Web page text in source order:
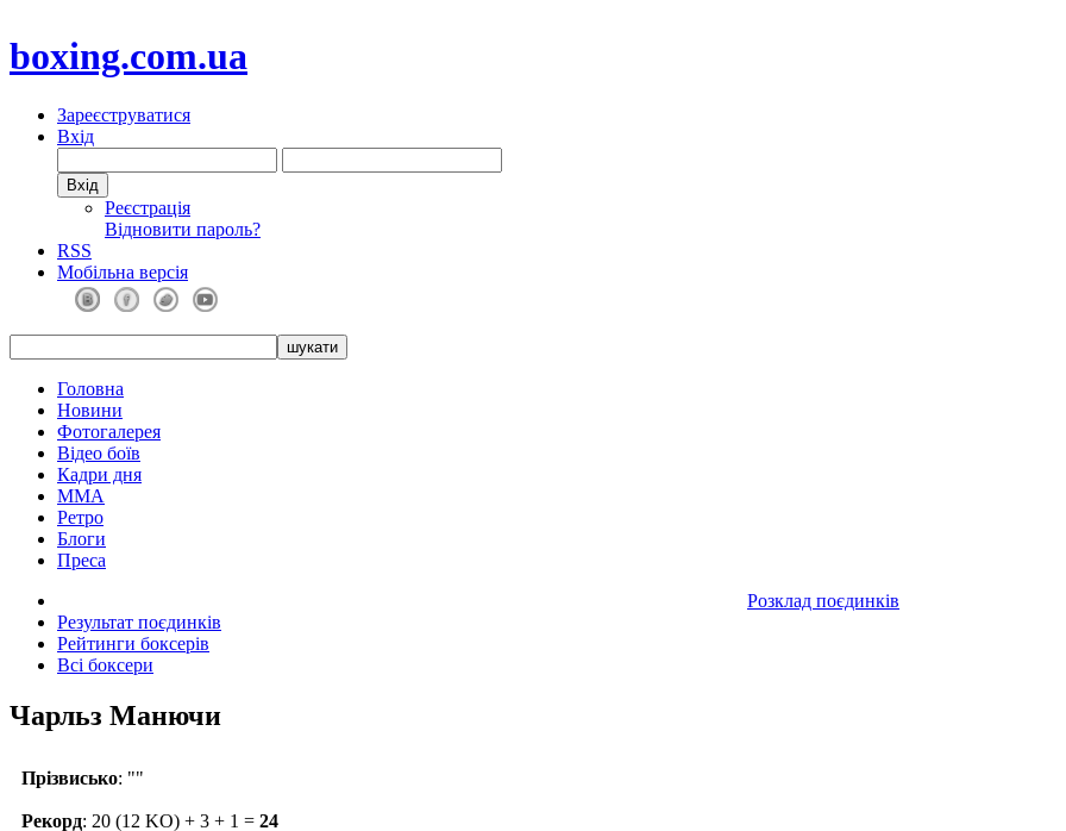
boxing.com.ua
Зареєструватися
Вхід
Реєстрація
Відновити пароль?
RSS
Мобільна версія
Головна
Новини
Фотогалерея
Відео боїв
Кадри дня
ММА
Ретро
Блоги
Преса
Розклад поєдинків
Результат поєдинків
Рейтинги боксерів
Всі боксери
Чарльз Манючи
Прізвисько: ""
Рекорд: 20 (12 KO) + 3 + 1 = 24